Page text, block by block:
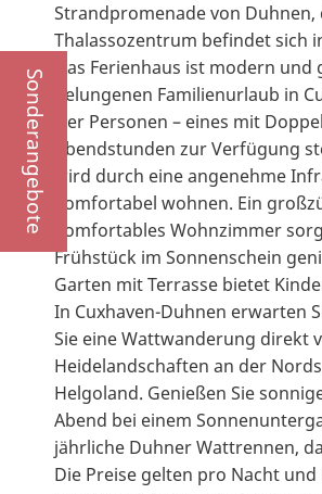
Sonderangebote
Strandpromenade von Duhnen,
Thalassozentrum befindet sich
Das Ferienhaus ist modern
gelungenen Familienurlaub in
vier Personen – eines mit
Abendstunden zur Verfügung
wird durch eine angenehme
komfortabel wohnen. Ein
komfortables Wohnzimmer
Frühstück im Sonnenschein
Garten mit Terrasse bietet
In Cuxhaven-Duhnen erwarten
Sie eine Wattwanderung direkt
Heidelandschaften an der
Helgoland. Genießen Sie
Abend bei einem
jährliche Duhner Wattrennen,
Die Preise gelten pro Nacht